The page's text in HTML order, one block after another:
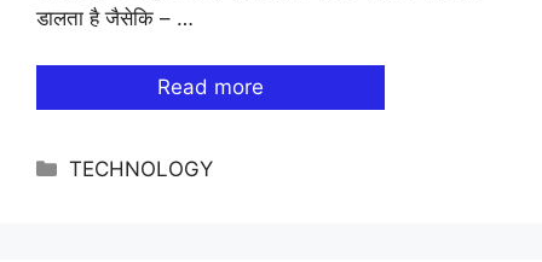
डालता है जैसेकि – …
Read more
Categories
TECHNOLOGY